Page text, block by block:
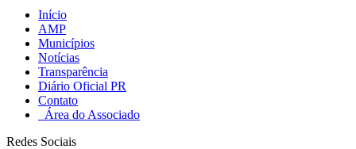
Início
AMP
Municípios
Notícias
Transparência
Diário Oficial PR
Contato
Área do Associado
Redes Sociais